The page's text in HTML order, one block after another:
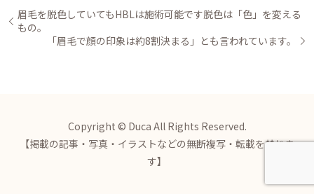
眉毛を脱色していてもHBLは施術可能です脱色は「色」を変える
もの。
「眉毛で顔の印象は約8割決まる」とも言われています。
Copyright © Duca All Rights Reserved.
【掲載の記事・写真・イラストなどの無断複写・転載を禁じま
す】